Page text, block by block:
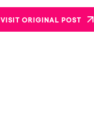
VISIT ORIGINAL POST